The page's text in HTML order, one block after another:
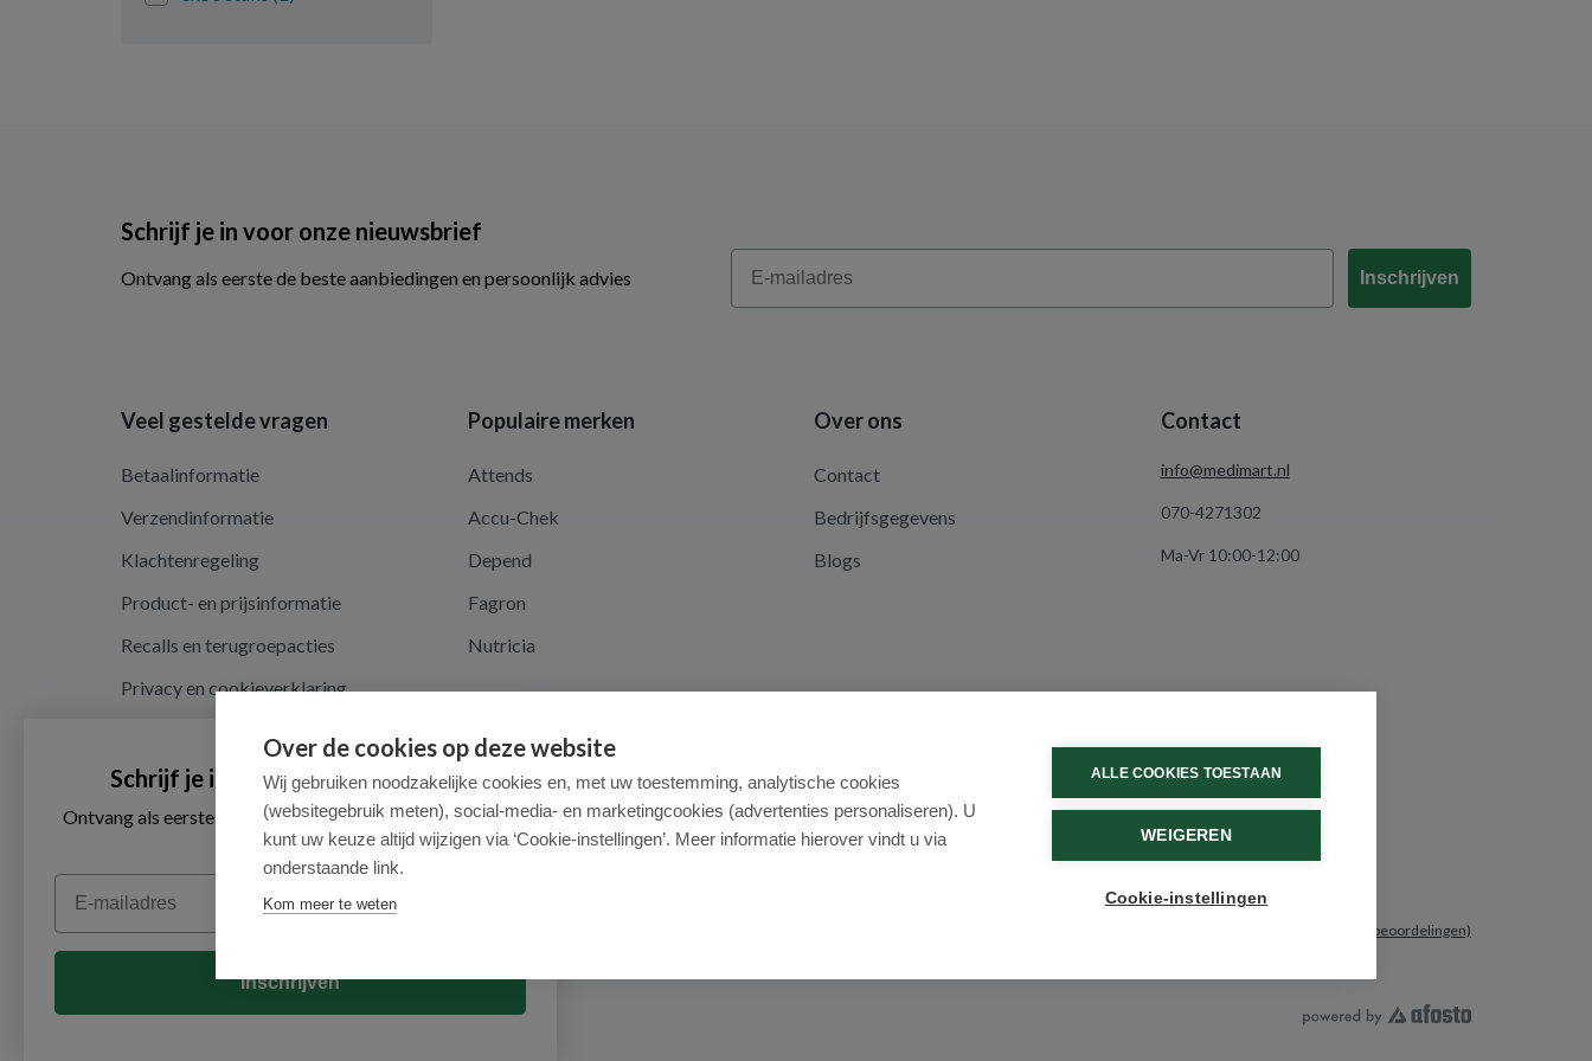
Schrijf je in voor onze nieuwsbrief
Ontvang als eerste de beste aanbiedingen en persoonlijk advies
Email
Inschrijven
Veel gestelde vragen
Betaalinformatie
Verzendinformatie
Klachtenregeling
Product- en prijsinformatie
Recalls en terugroepacties
Privacy en cookieverklaring
Algemene voorwaarden
Herroepingsrecht en retouren
Populaire merken
Attends
Accu-Chek
Depend
Fagron
Nutricia
Over ons
Contact
Bedrijfsgegevens
Blogs
Contact
info@medimart.nl
070-4271302
Ma-Vr 10:00-12:00
(531 beoordelingen)
© 2026 - Medimart.nl.
Over de cookies op deze website
Wij gebruiken noodzakelijke cookies en, met uw toestemming, analytische cookies
(websitegebruik meten), social-media- en marketingcookies (advertenties personaliseren). U
kunt uw keuze altijd wijzigen via ‘Cookie-instellingen’. Meer informatie hierover vindt u via
onderstaande link.
Kom meer te weten
ALLE COOKIES TOESTAAN
WEIGEREN
Cookie-instellingen
Schrijf je in voor onze nieuwsbrief
Ontvang als eerste de beste aanbiedingen en persoonlijk
advies
Email
Inschrijven